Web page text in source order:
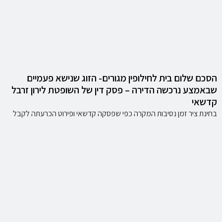
הסכם שלום בית לחילופין מגורים- הזוג שנישא פעמיים
שבאמצע נרכשה הדירה – פסק דין של השופטת לירון זרבל
קדשאי
בחינת ציר זמן נסיבות המקרה כפי שפסקה קדשאי ופירוט הכרעתה לקבל